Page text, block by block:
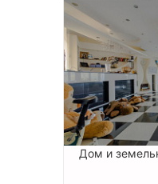
Дом и